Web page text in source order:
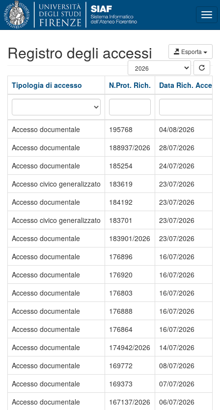
Esporta
Registro degli accessi
Tipologia di accesso N.Prot. Rich. Data Rich.
Accesso documentale 195768
04/08/2026
Accesso documentale
188937/2026
28/07/2026
Accesso documentale
185254
24/07/2026
Accesso civico generalizzato
183619
23/07/2026
Accesso documentale
184192
23/07/2026
Accesso civico generalizzato
183701
23/07/2026
Accesso documentale
183901/2026
23/07/2026
Accesso documentale
176896
16/07/2026
Accesso documentale
176920
16/07/2026
Accesso documentale
176803
16/07/2026
Accesso documentale
176888
16/07/2026
Accesso documentale
176864
16/07/2026
Accesso documentale
174942/2026
14/07/2026
Accesso documentale
169772
08/07/2026
Accesso documentale
169373
07/07/2026
Accesso documentale
167137/2026
06/07/2026